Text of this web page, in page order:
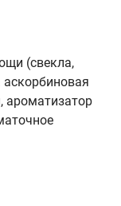
(свекла,
ароматизатор